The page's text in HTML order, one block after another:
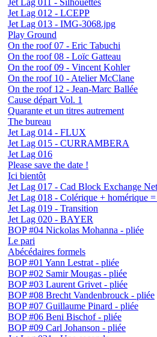
Jet Lag 012 - LCEPP
Jet Lag 013 - IMG-3068.jpg
Play Ground
On the roof 07 - Eric Tabuchi
On the roof 08 - Loïc Gatteau
On the roof 09 - Vincent Kohler
On the roof 10 - Atelier McClane
On the roof 12 - Jean-Marc Ballée
Cause départ Vol. 1
Quarante et un titres autrement
The bureau
Jet Lag 014 - FLUX
Jet Lag 015 - CURRAMBERA
Jet Lag 016
Please save the date !
Ici bientôt
Jet Lag 017 - Cad Block Exchange
Jet Lag 018 - Colérique + homérique
Jet Lag 019 - Transition
Jet Lag 020 - BAYER
BOP #04 Nickolas Mohanna - pliée
Le pari
Abécédaires formels
BOP #01 Yann Lestrat - pliée
BOP #02 Samir Mougas - pliée
BOP #03 Laurent Grivet - pliée
BOP #08 Brecht Vandenbrouck - pliée
BOP #07 Guillaume Pinard - pliée
BOP #06 Beni Bischof - pliée
BOP #09 Carl Johanson - pliée